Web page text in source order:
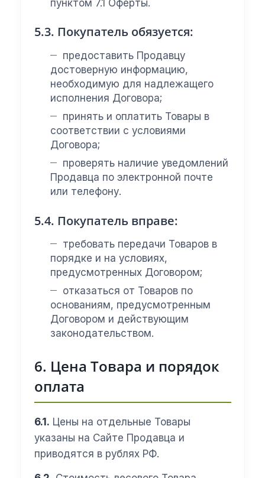
пунктом 7.1 Оферты.
5.3. Покупатель обязуется:
предоставить Продавцу
достоверную информацию,
необходимую для надлежащего
исполнения Договора;
принять и оплатить Товары в
соответствии с условиями
Договора;
проверять наличие уведомлений
Продавца по электронной почте
или телефону.
5.4. Покупатель вправе:
требовать передачи Товаров в
порядке и на условиях,
предусмотренных Договором;
отказаться от Товаров по
основаниям, предусмотренным
Договором и действующим
законодательством.
6. Цена Товара и порядок
оплата
6.1. Цены на отдельные Товары
указаны на Сайте Продавца и
приводятся в рублях РФ.